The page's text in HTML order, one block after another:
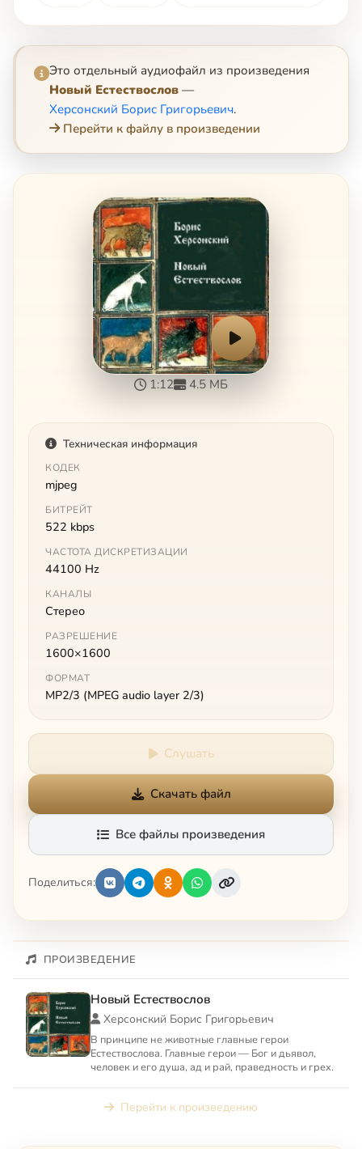
Это отдельный аудиофайл из произведения
Новый Естествослов —
Херсонский Борис Григорьевич.
Перейти к файлу в произведении
1:12 4.5 МБ
Техническая информация
КОДЕК
mjpeg
БИТРЕЙТ
522 kbps
ЧАСТОТА ДИСКРЕТИЗАЦИИ
44100 Hz
КАНАЛЫ
Стерео
РАЗРЕШЕНИЕ
1600×1600
ФОРМАТ
MP2/3 (MPEG audio layer 2/3)
Слушать
Скачать файл
Все файлы произведения
Поделиться:
ПРОИЗВЕДЕНИЕ
Новый Естествослов
Херсонский Борис Григорьевич
В принципе не животные главные герои
Естествослова. Главные герои — Бог и дьявол,
человек и его душа, ад и рай, праведность и грех.
Перейти к произведению